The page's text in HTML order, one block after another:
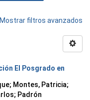
Mostrar filtros avanzados
El Posgrado en
; Montes, Patricia;
; Padrón